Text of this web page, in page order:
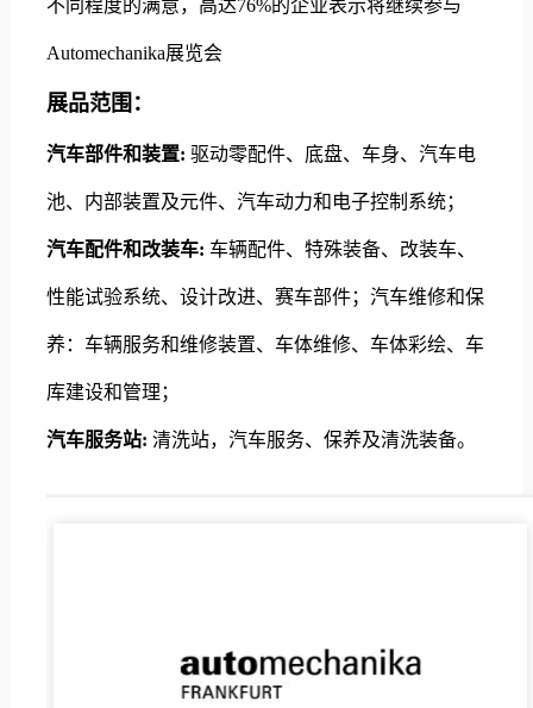
不同程度的满意，高达76%的企业表示将继续参与
Automechanika展览会
展品范围：
汽车部件和装置: 驱动零配件、底盘、车身、汽车电
池、内部装置及元件、汽车动力和电子控制系统；
汽车配件和改装车: 车辆配件、特殊装备、改装车、
性能试验系统、设计改进、赛车部件；汽车维修和保
养：车辆服务和维修装置、车体维修、车体彩绘、车
库建设和管理；
汽车服务站: 清洗站，汽车服务、保养及清洗装备。